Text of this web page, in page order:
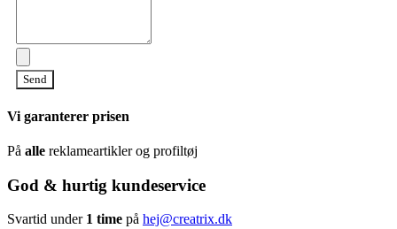
Send
Vi garanterer prisen
På alle reklameartikler og profiltøj
God & hurtig kundeservice
Svartid under 1 time på hej@creatrix.dk